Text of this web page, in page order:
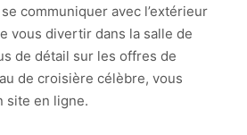
communiquer avec l’extérieur
vous divertir dans la salle de
de détail sur les offres de
de croisière célèbre, vous
site en ligne.